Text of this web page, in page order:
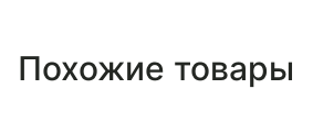
Похожие товары